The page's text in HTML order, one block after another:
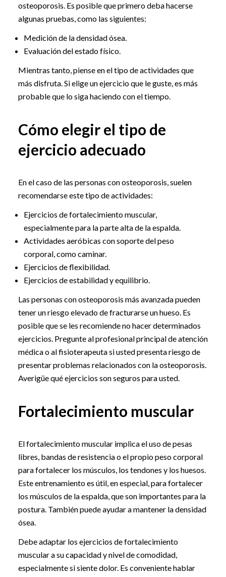
osteoporosis. Es posible que primero deba hacerse
algunas pruebas, como las siguientes:
Medición de la densidad ósea.
Evaluación del estado físico.
Mientras tanto, piense en el tipo de actividades que
más disfruta. Si elige un ejercicio que le guste, es más
probable que lo siga haciendo con el tiempo.
Cómo elegir el tipo de
ejercicio adecuado
En el caso de las personas con osteoporosis, suelen
recomendarse este tipo de actividades:
Ejercicios de fortalecimiento muscular,
especialmente para la parte alta de la espalda.
Actividades aeróbicas con soporte del peso
corporal, como caminar.
Ejercicios de flexibilidad.
Ejercicios de estabilidad y equilibrio.
Las personas con osteoporosis más avanzada pueden
tener un riesgo elevado de fracturarse un hueso. Es
posible que se les recomiende no hacer determinados
ejercicios. Pregunte al profesional principal de atención
médica o al fisioterapeuta si usted presenta riesgo de
presentar problemas relacionados con la osteoporosis.
Averigüe qué ejercicios son seguros para usted.
Fortalecimiento muscular
El fortalecimiento muscular implica el uso de pesas
libres, bandas de resistencia o el propio peso corporal
para fortalecer los músculos, los tendones y los huesos.
Este entrenamiento es útil, en especial, para fortalecer
los músculos de la espalda, que son importantes para la
postura. También puede ayudar a mantener la densidad
ósea.
Debe adaptar los ejercicios de fortalecimiento
muscular a su capacidad y nivel de comodidad,
especialmente si siente dolor. Es conveniente hablar